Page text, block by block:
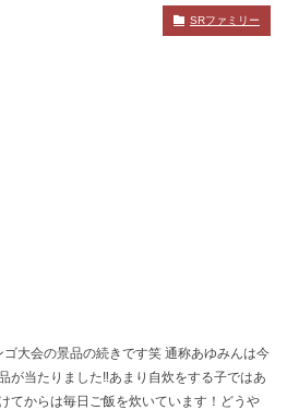
SRファミリー
大会の景品の続きです笑 通称あゆみんは今
が当たりました‼あまり自炊をする子ではあ
てからは毎日ご飯を炊いています！どうや